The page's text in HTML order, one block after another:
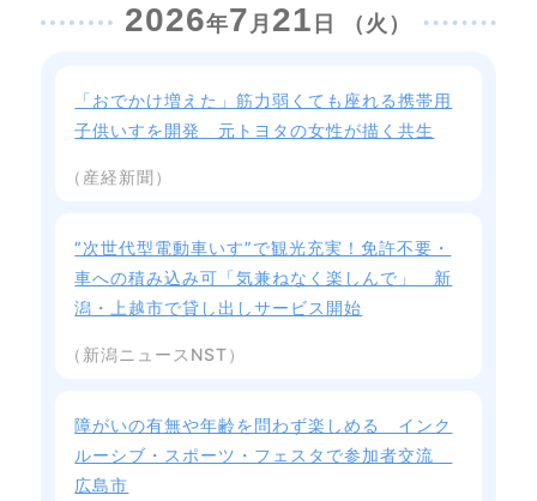
2026年7 月 21 日 （火）
「おでかけ増えた」筋力弱くても座れる携帯用
子供いすを開発 元トヨタの女性が描く共生
（産経新聞）
“次世代型電動車いす”で観光充実！免許不要・
車への積み込み可「気兼ねなく楽しんで」 新
潟・上越市で貸し出しサービス開始
（新潟ニュースNST）
障がいの有無や年齢を問わず楽しめる インク
ルーシブ・スポーツ・フェスタで参加者交流
広島市